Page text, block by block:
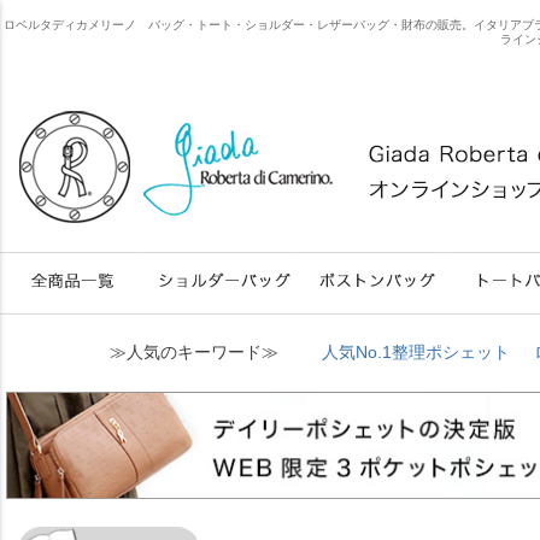
ロベルタディカメリーノ バッグ・トート・ショルダー・レザーバッグ・財布の販売。イタリア
ライン
≫人気のキーワード≫ 人気No.1整理ポシェット